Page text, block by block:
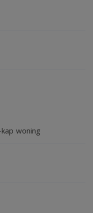
jouw
woonkeuken v.v.
woning